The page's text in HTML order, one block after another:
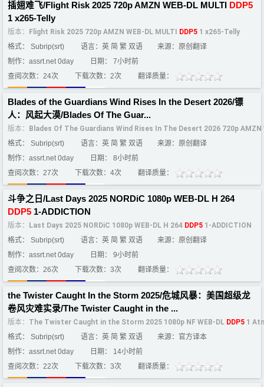
插翅难飞/Flight Risk 2025 720p AMZN WEB-DL MULTI
DDP5
1 x265-Telly
版本： Flight Risk 2025 720p AMZN WEB-DL MULTI DDP5 1 x265-Telly
格式： Subrip(srt)
语言：英 简 繁 双语
来源：原创翻译
制作：assrt.net 0day
日期： 7小时前
查阅次数：24次
下载次数：2次 翻译质量：
Blades of the Guardians Wind Rises In the Desert 2026/镖
人：风起大漠/Blades Of The Guar...
版本：
Blades Of The Guardians Wind Rises In The Desert 2026 720p AMZN
格式： Subrip(srt)
语言：英 简 繁 双语
来源：原创翻译
制作：assrt.net 0day
日期： 8小时前
查阅次数：27次
下载次数：4次 翻译质量：
斗争之日/Last Days 2025 NORDiC 1080p WEB-DL H 264
DDP5 1-ADDICTION
版本： Last Days 2025 NORDiC 1080p WEB-DL H 264 DDP5 1-ADDICTION
格式： Subrip(srt)
语言：英 简 繁 双语
来源：原创翻译
制作：assrt.net 0day
日期： 9小时前
查阅次数：26次
下载次数：3次 翻译质量：
the Twister Caught In the Storm 2025/危城风暴：美国超级龙
卷风灾难实录/The Twister Caught in the ...
版本： The Twister Caught in the Storm 2025 1080p NF WEB-DL DDP5 1
格式： Subrip(srt)
语言：英 简 繁 双语
来源：官方译本
制作：assrt.net 0day
日期： 14小时前
查阅次数：22次
下载次数：3次 翻译质量：